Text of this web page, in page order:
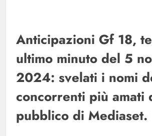
Anticipazioni Gf 18,
ultimo minuto del 5
2024: svelati i nomi
concorrenti più amati
pubblico di Mediaset.